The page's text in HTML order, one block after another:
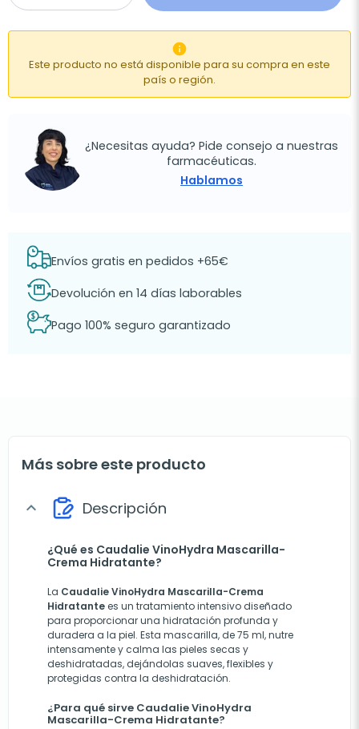

Este producto no está disponible para su compra en este
país o región.
¿Necesitas ayuda? Pide consejo a nuestras
farmacéuticas.
Hablamos
Envíos gratis en pedidos +65€
Devolución en 14 días laborables
Pago 100% seguro garantizado
Más sobre este producto
expand_more Descripción
¿Qué es Caudalie VinoHydra Mascarilla-
Crema Hidratante?
La Caudalie VinoHydra Mascarilla-Crema
Hidratantees un tratamiento intensivo diseñado
para proporcionar una hidratación profunda y
duradera a la piel. Esta mascarilla, de 75 ml, nutre
intensamente y calma las pieles secas y
deshidratadas, dejándolas suaves, flexibles y
protegidas contra la deshidratación.
¿Para qué sirve Caudalie VinoHydra
Mascarilla-Crema Hidratante?